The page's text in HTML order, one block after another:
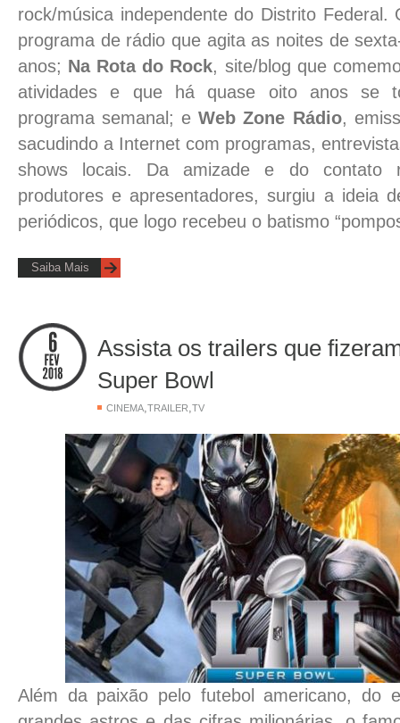
rock/música independente do Distrito
programa de rádio que agita as noites de
anos; Na Rota do Rock, site/blog que
atividades e que há quase oito
anos se
programa semanal; eWeb Zone Rádio,
sacudindo a Internet com programas,
shows locais. Da amizade e do contato
produtores e apresentadores, surgiu a ideia
periódicos, que logo recebeu o batismo
Saiba Mais
Assista os trailers que
Super Bowl
CINEMA TRAILER TV
Além da paixão pelo futebol americano, do